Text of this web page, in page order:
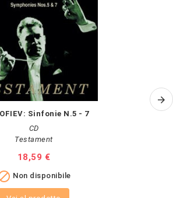
Sinfonie N.5 - 7
CD
Testament
Prezzo
18,59 €
Non disponibile